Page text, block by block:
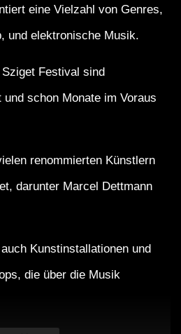
eine Vielzahl von Genres,
und elektronische Musik.
Festival sind
und schon Monate im Voraus
renommierten Künstlern
darunter Marcel Dettmann
Kunstinstallationen und
die über die Musik